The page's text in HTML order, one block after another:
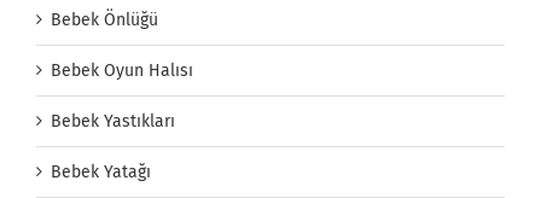
Bebek Önlüğü
Bebek Oyun Halısı
Bebek Yastıkları
Bebek Yatağı